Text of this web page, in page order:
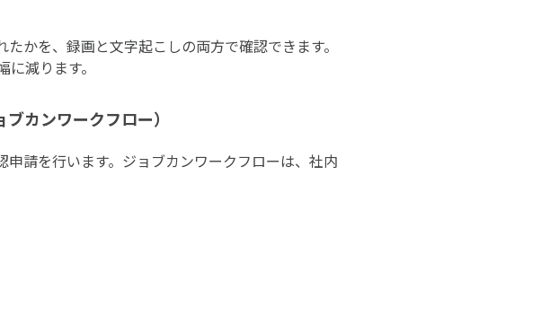
かを、録画と文字起こしの両方で確認できます。
減ります。
カンワークフロー）
請を行います。ジョブカンワークフローは、社内